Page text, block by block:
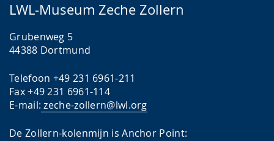
LWL-Museum Zeche Zollern
Grubenweg 5
44388 Dortmund
Telefoon +49 231 6961-211
Fax +49 231 6961-114
E-mail: zeche-zollern@lwl.org
De Zollern-kolenmijn is Anchor Point: